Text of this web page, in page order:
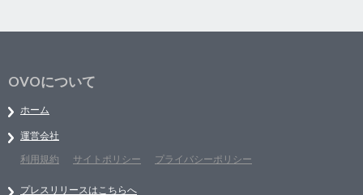
OVOについて
ホーム
運営会社
利用規約
サイトポリシー プライバシーポリシー
プレスリリースはこちらへ